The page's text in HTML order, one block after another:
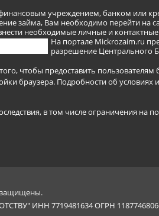
учреждением, банком или
займа, Вам необходимо перейти на
необходимые личные и
На портале Mickrozaim.ru
разрешение Центрального
чтобы предоставить
браузера. Подробности об условиях
в том числе ограничения на
защищены.
ИНН 7719481634 ОГРН